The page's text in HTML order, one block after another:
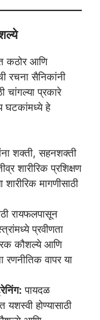
कठोर आणि
रचना सैनिकांनी
चांगल्या प्रकारे
घटकांमध्ये हे
शक्ती, सहनशक्ती
शारीरिक प्रशिक्षण
शारीरिक मागणीसाठी
रायफलपासून
प्रवीणता
कौशल्ये आणि
रणनीतिक वापर या
पायदळ
होण्यासाठी